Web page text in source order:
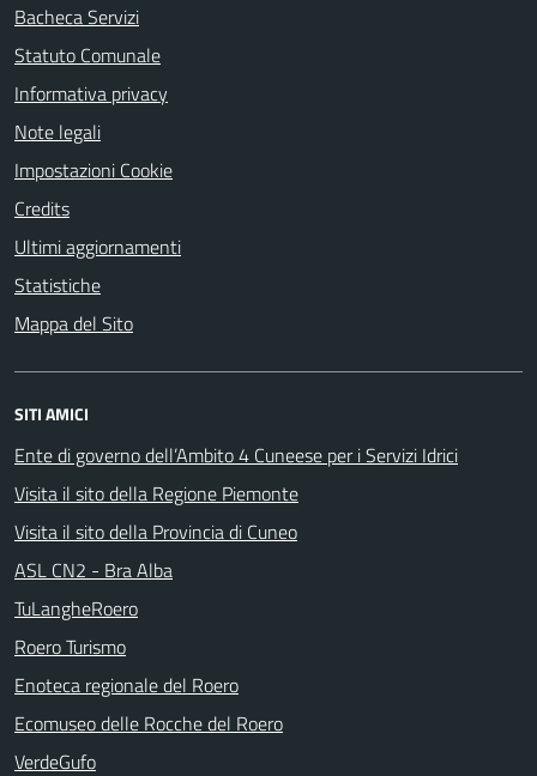
Bacheca Servizi
Statuto Comunale
Informativa privacy
Note legali
Impostazioni Cookie
Credits
Ultimi aggiornamenti
Statistiche
Mappa del Sito
SITI AMICI
Ente di governo dell’Ambito 4 Cuneese per i Servizi Idrici
Visita il sito della Regione Piemonte
Visita il sito della Provincia di Cuneo
ASL CN2 - Bra Alba
TuLangheRoero
Roero Turismo
Enoteca regionale del Roero
Ecomuseo delle Rocche del Roero
VerdeGufo